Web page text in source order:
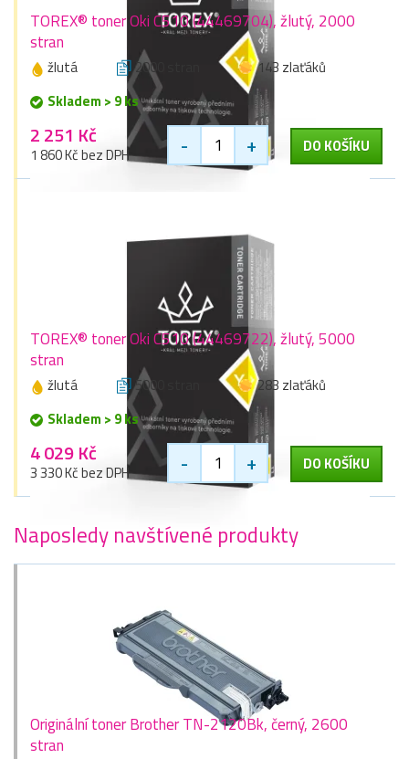
TOREX® toner Oki C510 (44469704), žlutý, 2000
stran
žlutá 2000 stran
143 zlaťáků
Skladem > 9 ks
2 251 Kč
1 860 Kč bez DPH - + DO KOŠÍKU
TOREX® toner Oki C510 (44469722), žlutý, 5000
stran
žlutá 5000 stran
283 zlaťáků
Skladem > 9 ks
4 029 Kč
3 330 Kč bez DPH - + DO KOŠÍKU
Naposledy navštívené produkty
Originální toner Brother TN-2120Bk, černý, 2600
stran